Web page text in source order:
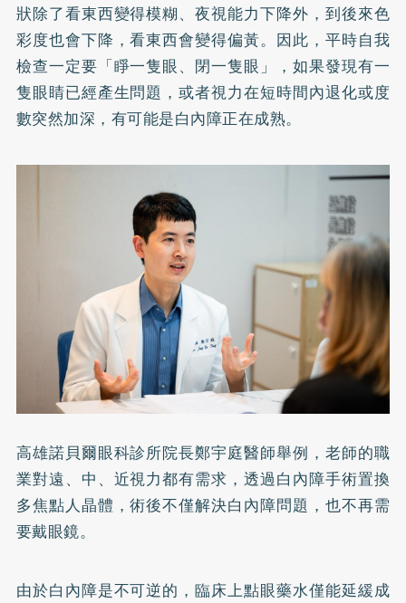
狀除了看東西變得模糊、夜視能力下降外，到後來色
彩度也會下降，看東西會變得偏黃。因此，平時自我
檢查一定要「睜一隻眼、閉一隻眼」，如果發現有一
隻眼睛已經產生問題，或者視力在短時間內退化或度
數突然加深，有可能是白內障正在成熟。
高雄諾貝爾眼科診所院長鄭宇庭醫師舉例，老師的職
業對遠、中、近視力都有需求，透過白內障手術置換
多焦點人晶體，術後不僅解決白內障問題，也不再需
要戴眼鏡。
由於白內障是不可逆的，臨床上點眼藥水僅能延緩成